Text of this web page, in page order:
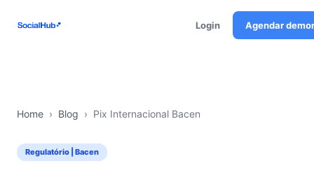
Login Agendar
Home › Blog › Pix Internacional Bacen
Regulatório | Bacen